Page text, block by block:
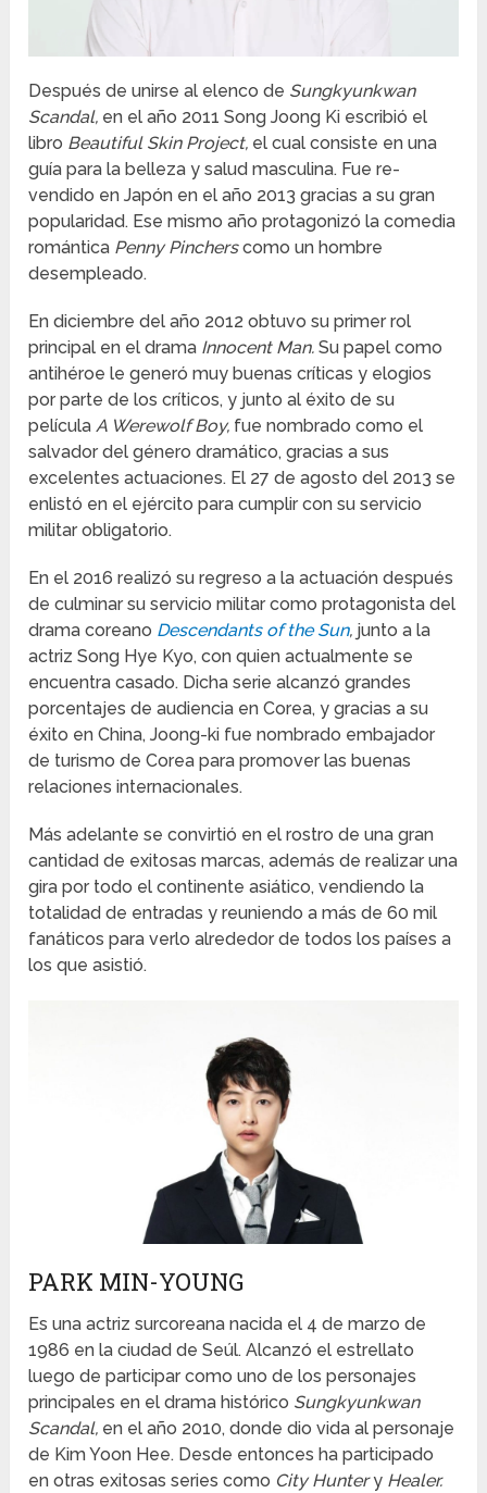
Después de unirse al elenco de Sungkyunkwan
Scandal, en el año 2011 Song Joong Ki escribió el
libro Beautiful Skin Project, el cual consiste en una
guía para la belleza y salud masculina. Fue re-
vendido en Japón en el año 2013 gracias a su gran
popularidad. Ese mismo año protagonizó la comedia
romántica Penny Pincherscomo un hombre
desempleado.
En diciembre del año 2012 obtuvo su primer rol
principal en el drama Innocent Man.Su papel como
antihéroe le generó muy buenas críticas y elogios
por parte de los críticos, y junto al éxito de su
películaA Werewolf Boy, fue nombrado como el
salvador del género dramático, gracias a sus
excelentes actuaciones. El 27 de agosto del 2013 se
enlistó en el ejército para cumplir con su servicio
militar obligatorio.
En el 2016 realizó su regreso a la actuación después
de culminar su servicio militar como protagonista del
drama coreano Descendants of the Sun, junto a la
actriz Song Hye Kyo, con quien actualmente se
encuentra casado. Dicha serie alcanzó grandes
porcentajes de audiencia en Corea, y gracias a su
éxito en China, Joong-ki fue nombrado embajador
de turismo de Corea para promover las buenas
relaciones internacionales.
Más adelante se convirtió en el rostro de una gran
cantidad de exitosas marcas, además de realizar una
gira por todo el continente asiático, vendiendo la
totalidad de entradas y reuniendo a más de 60 mil
fanáticos para verlo alrededor de todos los países a
los que asistió.
PARK MIN-YOUNG
Es una actriz surcoreana nacida el 4 de marzo de
1986 en la ciudad de Seúl. Alcanzó el estrellato
luego de participar como uno de los personajes
principales en el drama histórico Sungkyunkwan
Scandal, en el año 2010, donde dio vida al personaje
de Kim Yoon Hee. Desde entonces ha participado
en otras exitosas series como City Huntery Healer.